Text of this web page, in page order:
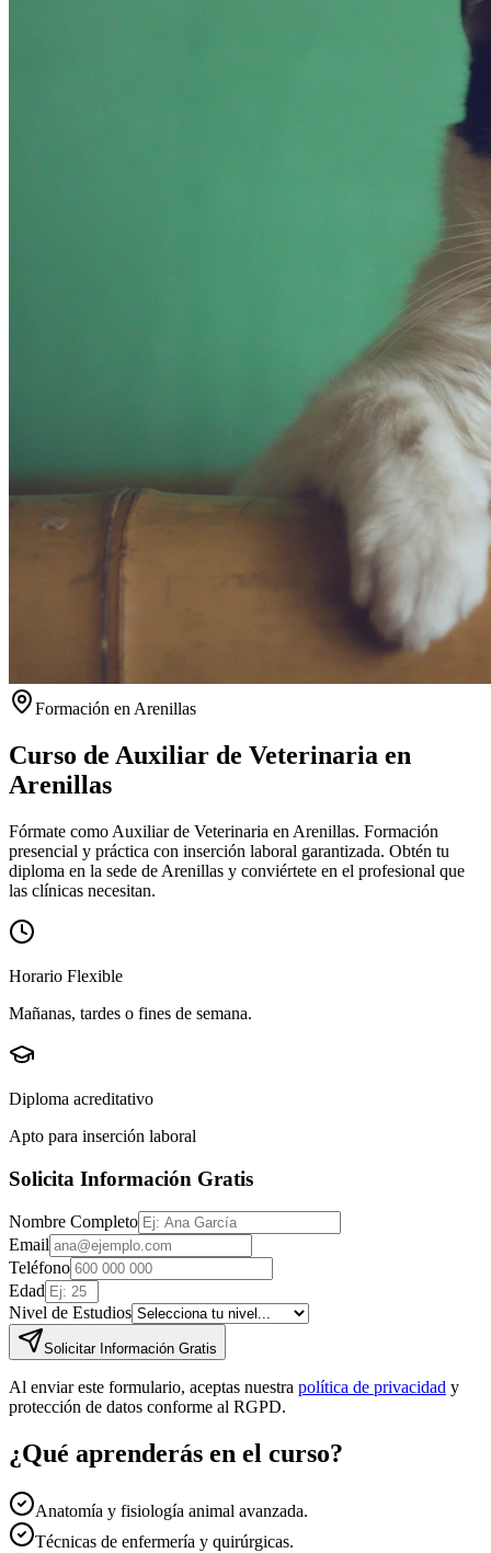
Formación en Arenillas
Curso de Auxiliar de Veterinaria en
Arenillas
Fórmate como Auxiliar de Veterinaria en Arenillas. Formación
presencial y práctica con inserción laboral garantizada. Obtén tu
diploma en la sede de Arenillas y conviértete en el profesional que
las clínicas necesitan.
Horario Flexible
Mañanas, tardes o fines de semana.
Diploma acreditativo
Apto para inserción laboral
Solicita Información Gratis
Nombre Completo
Email
Teléfono
Edad
Nivel de Estudios
Solicitar Información Gratis
Al enviar este formulario, aceptas nuestra política de privacidad y
protección de datos conforme al RGPD.
¿Qué aprenderás en el curso?
Anatomía y fisiología animal avanzada.
Técnicas de enfermería y quirúrgicas.